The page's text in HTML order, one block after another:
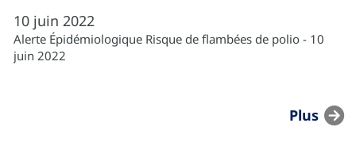
10 juin 2022
Alerte Épidémiologique Risque de flambées de polio - 10
juin 2022
Plus